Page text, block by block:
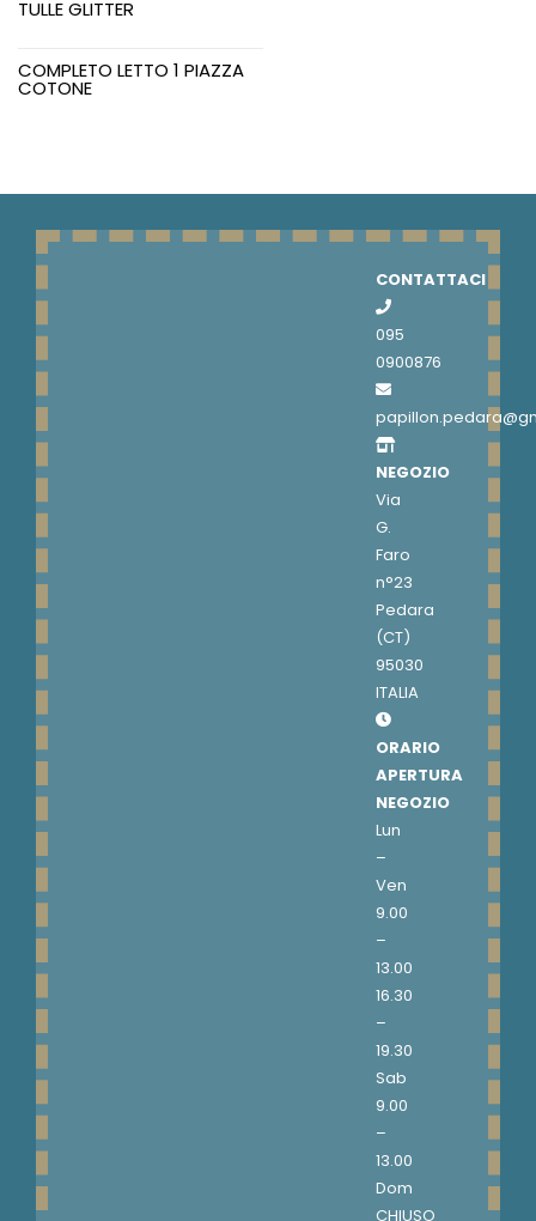
TULLE GLITTER
COMPLETO LETTO 1 PIAZZA
COTONE
CONTATTACI
095
0900876
NEGOZIO
Via
G.
Faro
n°23
Pedara
(CT)
95030
ITALIA
ORARIO
APERTURA
NEGOZIO
Lun
–
Ven
9.00
–
13.00
16.30
–
19.30
Sab
9.00
–
13.00
Dom
CHIUSO